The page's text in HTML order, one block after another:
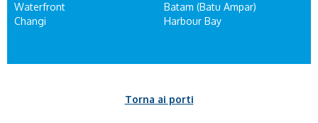
Waterfront
Changi
Batam (Batu Ampar)
Harbour Bay
Torna ai porti